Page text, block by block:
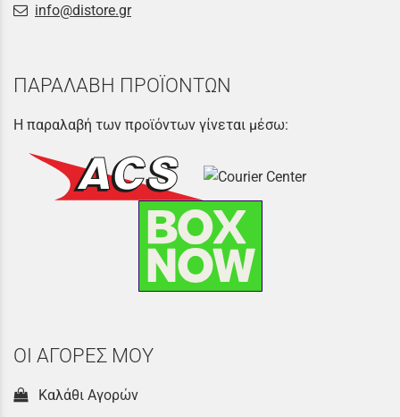
info@distore.gr
ΠΑΡΑΛΑΒΗ ΠΡΟΪΟΝΤΩΝ
Η παραλαβή των προϊόντων γίνεται μέσω:
ΟΙ ΑΓΟΡΕΣ ΜΟΥ
Καλάθι Αγορών